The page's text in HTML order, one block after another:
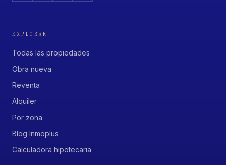
EXPLORAR
Todas las propiedades
Obra nueva
Reventa
Alquiler
Por zona
Blog Inmoplus
Calculadora hipotecaria